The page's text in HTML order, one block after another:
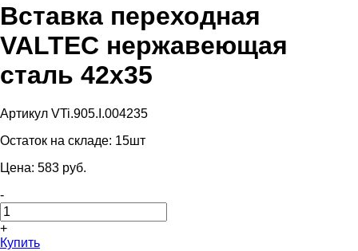
Вставка переходная
VALTEC нержавеющая
сталь 42х35
Артикул VTi.905.I.004235
Остаток на складе: 15шт
Цена: 583 pуб.
-
+
Купить